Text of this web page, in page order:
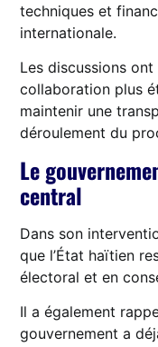
techniques et
internationale.
Les discussions
collaboration plus
maintenir une
déroulement du
Le
central
Dans son
que l’État haïtien
électoral et en
Il a également
gouvernement a